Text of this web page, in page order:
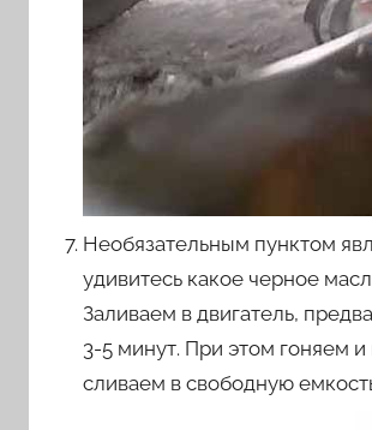
Необязательным пунктом
удивитесь какое черное
Заливаем в двигатель,
3-5 минут. При этом гоняем
сливаем в свободную